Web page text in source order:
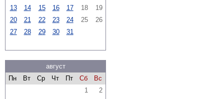
13
14 15 16 17 18
19
20
21 22 23 24 25
26
27
28 29 30 31
август
Пн
Вт Ср Чт Пт Сб
Вс
1
2